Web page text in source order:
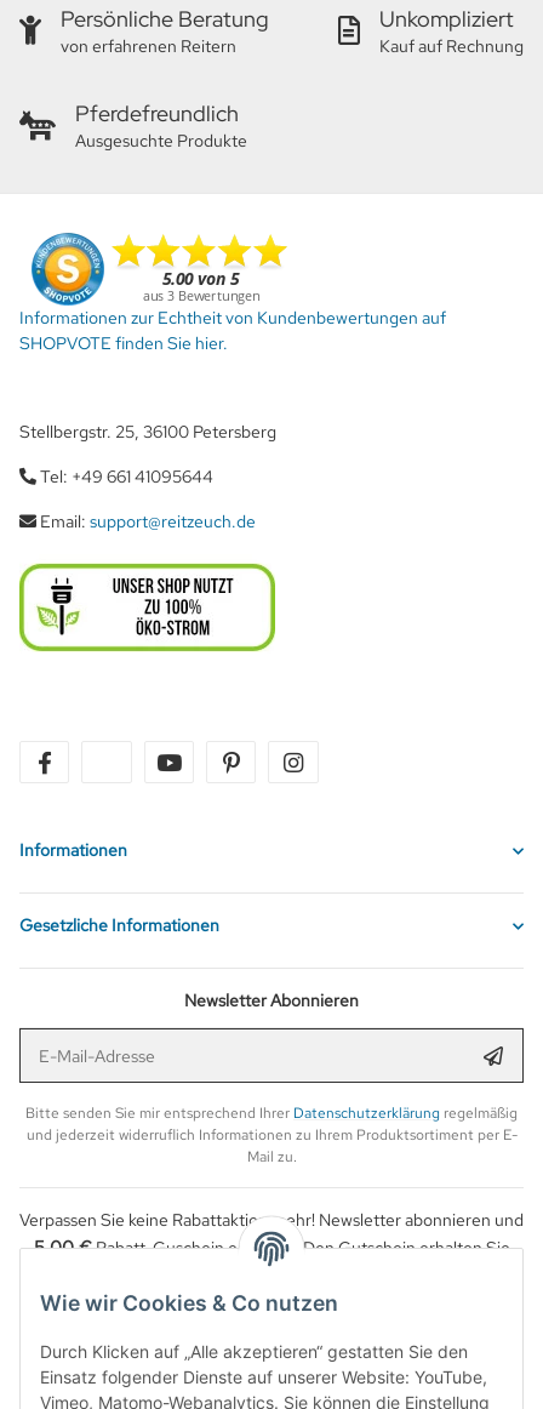
Wie wir Cookies & Co nutzen
Durch Klicken auf „Alle akzeptieren“ gestatten Sie den
Einsatz folgender Dienste auf unserer Website: YouTube,
Vimeo, Matomo-Webanalytics. Sie können die Einstellung
Persönliche Beratung
von erfahrenen Reitern
Unkompliziert
Kauf auf Rechnung
Pferdefreundlich
Ausgesuchte Produkte
Informationen zur Echtheit von Kundenbewertungen auf
SHOPVOTE finden Sie hier.
Stellbergstr. 25, 36100 Petersberg
Tel: +49 661 41095644
Email: support@reitzeuch.de
twitter youtube pinterest
Informationen
Gesetzliche Informationen
Newsletter Abonnieren
Bitte senden Sie mir entsprechend Ihrer Datenschutzerklärung regelmäßig
und jederzeit widerruflich Informationen zu Ihrem Produktsortiment per E-
Mail zu.
Verpassen Sie keine Rabattaktion mehr! Newsletter abonnieren und
5,00 €Rabatt-Guschein erhalten. Den Gutschein erhalten Sie
per Email nach der erfolgreichen Bestätigung Ihrer Email-Adresse.